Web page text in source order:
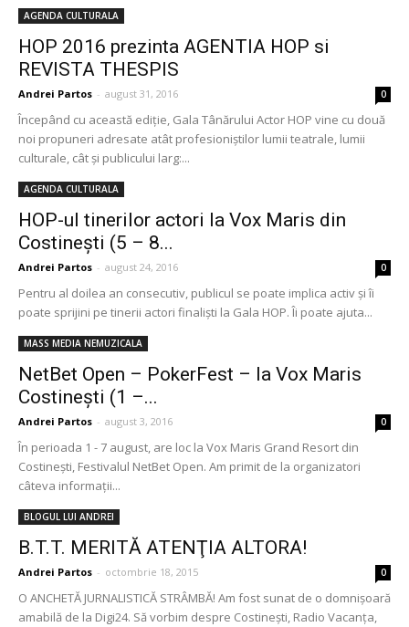
AGENDA CULTURALA
HOP 2016 prezinta AGENTIA HOP si
REVISTA THESPIS
Andrei Partos - august 31, 2016 0
Începând cu această ediţie, Gala Tânărului Actor HOP vine cu două
noi propuneri adresate atât profesioniştilor lumii teatrale, lumii
culturale, cât şi publicului larg:...
AGENDA CULTURALA
HOP-ul tinerilor actori la Vox Maris din
Costinești (5 – 8...
Andrei Partos - august 24, 2016 0
Pentru al doilea an consecutiv, publicul se poate implica activ şi îi
poate sprijini pe tinerii actori finalişti la Gala HOP. Îi poate ajuta...
MASS MEDIA NEMUZICALA
NetBet Open – PokerFest – la Vox Maris
Costinești (1 –...
Andrei Partos - august 3, 2016 0
În perioada 1 - 7 august, are loc la Vox Maris Grand Resort din
Costinești, Festivalul NetBet Open. Am primit de la organizatori
câteva informații...
BLOGUL LUI ANDREI
B.T.T. MERITĂ ATENŢIA ALTORA!
Andrei Partos - octombrie 18, 2015 0
O ANCHETĂ JURNALISTICĂ STRÂMBĂ! Am fost sunat de o domnişoară
amabilă de la Digi24. Să vorbim despre Costineşti, Radio Vacanţa,